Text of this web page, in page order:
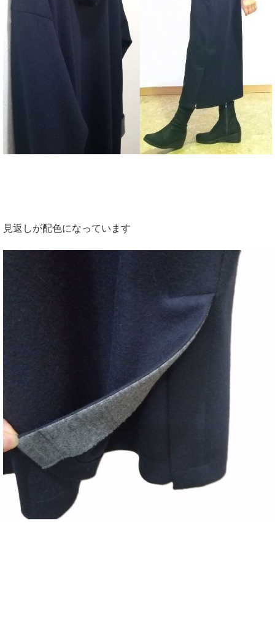
見返しが配色になっています